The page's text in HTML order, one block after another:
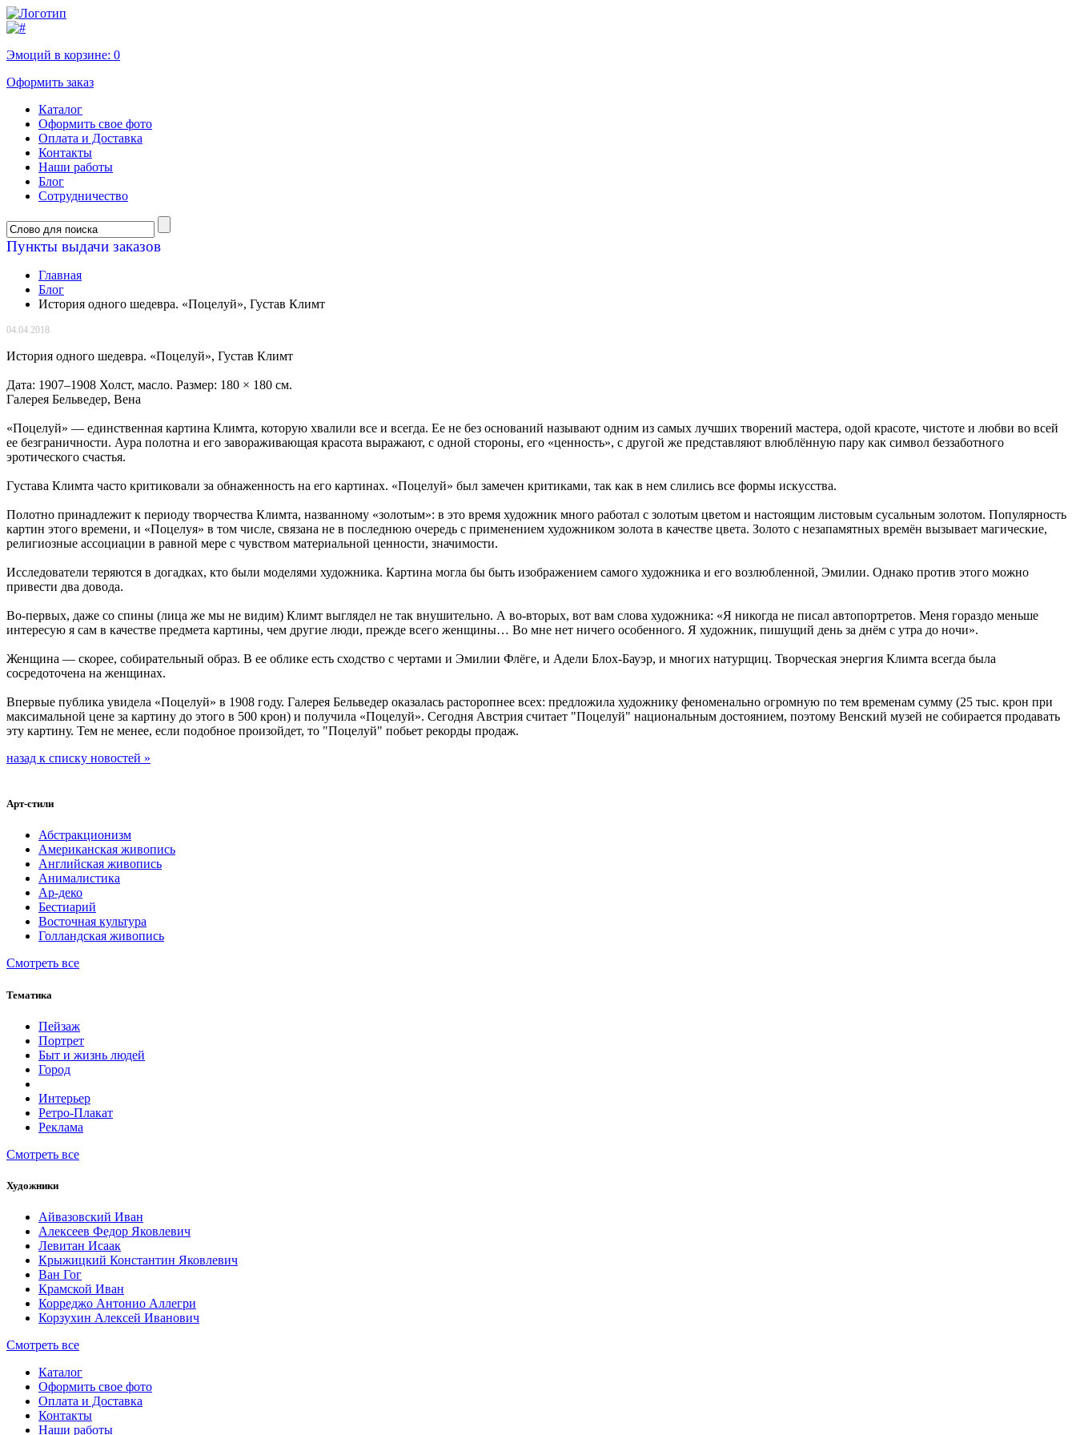
Эмоций в корзине: 0
Оформить заказ
Каталог
Оформить свое фото
Оплата и Доставка
Контакты
Наши работы
Блог
Сотрудничество
Пункты выдачи заказов
Главная
Блог
История одного шедевра. «Поцелуй», Густав Климт
04.04.2018
История одного шедевра. «Поцелуй», Густав Климт
Дата: 1907–1908 Холст, масло. Размер: 180 × 180 см.
Галерея Бельведер, Вена
«Поцелуй» — единственная картина Климта, которую хвалили все и всегда. Ее не без оснований называют одним из самых лучших творений мастера, одой красоте, чистоте и любви во всей
ее безграничности. Аура полотна и его завораживающая красота выражают, с одной стороны, его «ценность», с другой же представляют влюблённую пару как символ беззаботного
эротического счастья.
Гyстaва Климта частo кpитиковали за обнаженность на его картинаx. «Поцелуй» был замечен критиками, так как в нем слились все формы искусства.
Полотно принадлежит к периоду творчества Климта, названному «золотым»: в это время художник много работал с золотым цветом и настоящим листовым сусальным золотом. Популярность
картин этого времени, и «Поцелуя» в том числе, связана не в последнюю очередь с применением художником золота в качестве цвета. Золото с незапамятных времён вызывает магические,
религиозные ассоциации в равной мере с чувством материальной ценности, значимости.
Исследователи теряются в догадках, кто были моделями художника. Картина могла бы быть изображением самого художника и его возлюбленной, Эмилии. Однако против этого можно
привести два довода.
Во-первых, даже со спины (лица же мы не видим) Климт выглядел не так внушительно. А во-вторых, вот вам слова художника: «Я никогда не писал автопортретов. Меня гораздо меньше
интересую я сам в качестве предмета картины, чем другие люди, прежде всего женщины… Во мне нет ничего особенного. Я художник, пишущий день за днём с утра до ночи».
Женщина — скорее, собирательный образ. В ее облике есть сходство с чертами и Эмилии Флёге, и Адели Блох-Бауэр, и многих натурщиц. Творческая энергия Климта всегда была
сосредоточена на женщинах.
Впервые публика увидела «Поцелуй» в 1908 году. Галерея Бельведер оказалась расторопнее всех: предложила художнику феноменально огромную по тем временам сумму (25 тыс. крон при
максимальной цене за картину до этого в 500 крон) и получила «Поцелуй». Сегодня Австрия считает "Поцелуй" национальным достоянием, поэтому Венский музей не собирается продавать
эту картину. Тем не менее, если подобное произойдет, то "Поцелуй" побьет рекорды продаж.
назад к списку новостей »
Арт-стили
Абстракционизм
Американская живопись
Английская живопись
Анималистика
Ар-деко
Бестиарий
Восточная культура
Голландская живопись
Смотреть все
Тематика
Пейзаж
Портрет
Быт и жизнь людей
Город
Интерьер
Ретро-Плакат
Реклама
Смотреть все
Художники
Айвазовский Иван
Алексеев Федор Яковлевич
Левитан Исаак
Крыжицкий Константин Яковлевич
Ван Гог
Крамской Иван
Корреджо Антонио Аллегри
Корзухин Алексей Иванович
Смотреть все
Каталог
Оформить свое фото
Оплата и Доставка
Контакты
Наши работы